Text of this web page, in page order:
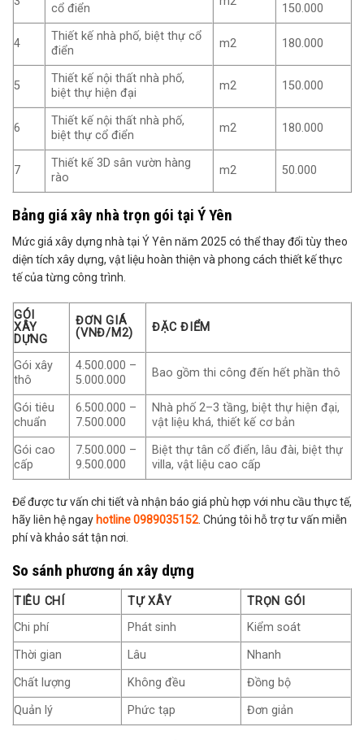
cổ điển
150.000
4
Thiết kế nhà phố, biệt thự cổ
điển
m2 180.000
5
Thiết kế nội thất nhà phố,
biệt thự hiện đại
m2 150.000
6
Thiết kế nội thất nhà phố,
biệt thự cổ điển
m2 180.000
7
Thiết kế 3D sân vườn hàng
rào
m2 50.000
Bảng giá xây nhà trọn gói tại Ý Yên
Mức giá xây dựng nhà tại Ý Yên năm 2025 có thể thay đổi tùy theo
diện tích xây dựng, vật liệu hoàn thiện và phong cách thiết kế thực
tế của từng công trình.
GÓI
XÂY
DỰNG
ĐƠN GIÁ
(VNĐ/M2)
ĐẶC ĐIỂM
Gói xây
thô
4.500.000 –
5.000.000
Bao gồm thi công đến hết phần thô
Gói tiêu
chuẩn
6.500.000 –
7.500.000
Nhà phố 2–3 tầng, biệt thự hiện đại,
vật liệu khá, thiết kế cơ bản
Gói cao
cấp
7.500.000 –
9.500.000
Biệt thự tân cổ điển, lâu đài, biệt thự
villa, vật liệu cao cấp
Để được tư vấn chi tiết và nhận báo giá phù hợp với nhu cầu thực tế,
hãy liên hệ ngayhotline 0989035152. Chúng tôi hỗ trợ tư vấn miễn
phí và khảo sát tận nơi.
So sánh phương án xây dựng
TIÊU CHÍ TỰ XÂY
TRỌN GÓI
Chi phí
Phát sinh
Kiểm soát
Thời gian
Lâu
Nhanh
Chất lượng
Không đều
Đồng bộ
Quản lý
Phức tạp Đơn giản